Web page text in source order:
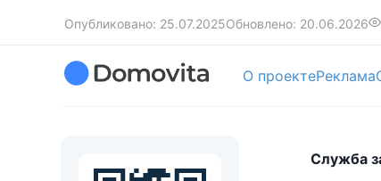
Опубликовано: 25.07.2025Обновлено: 20.06.2026
О проектеРеклама
Служба